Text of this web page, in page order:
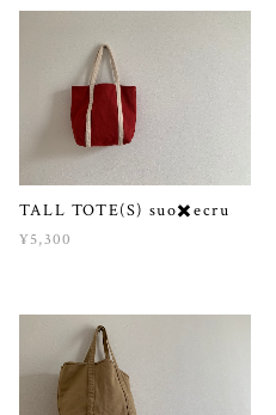
TALL TOTE(S) suo✖️ecru
¥5,300